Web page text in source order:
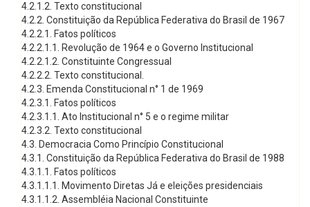
4.2.1.2. Texto constitucional
4.2.2. Constituição da República Federativa do Brasil de 1967
4.2.2.1. Fatos políticos
4.2.2.1.1. Revolução de 1964 e o Governo Institucional
4.2.2.1.2. Constituinte Congressual
4.2.2.2. Texto constitucional.
4.2.3. Emenda Constitucional n° 1 de 1969
4.2.3.1. Fatos políticos
4.2.3.1.1. Ato Institucional n° 5 e o regime militar
4.2.3.2. Texto constitucional
4.3. Democracia Como Princípio Constitucional
4.3.1. Constituição da República Federativa do Brasil de 1988
4.3.1.1. Fatos políticos
4.3.1.1.1. Movimento Diretas Já e eleições presidenciais
4.3.1.1.2. Assembléia Nacional Constituinte